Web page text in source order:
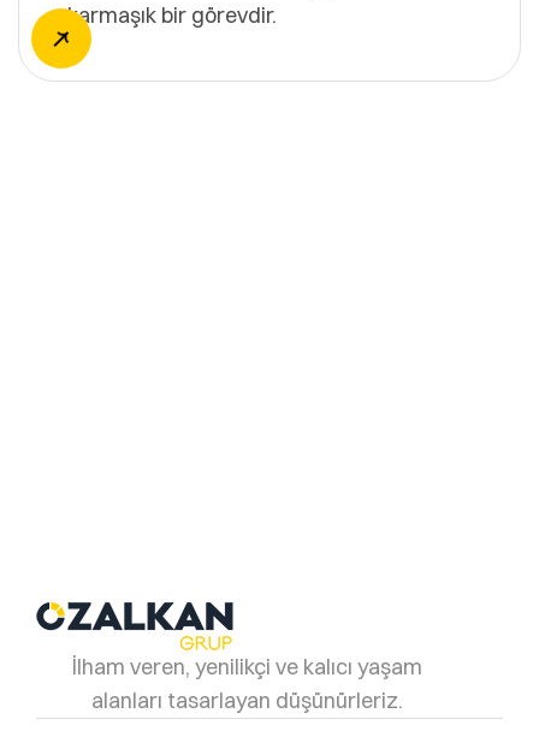
karmaşık bir görevdir.
İlham veren, yenilikçi ve kalıcı yaşam
alanları tasarlayan düşünürleriz.